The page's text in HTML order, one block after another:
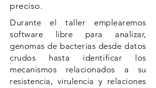
preciso.
Durante el taller emplearemos
software libre para analizar,
genomas de bacterias desde datos
crudos hasta identificar los
mecanismos relacionados a su
resistencia, virulencia y relaciones